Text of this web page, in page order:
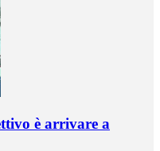
è arrivare a